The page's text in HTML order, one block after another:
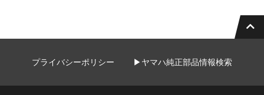
プライバシーポリシー ▶ヤマハ純正部品情報検索